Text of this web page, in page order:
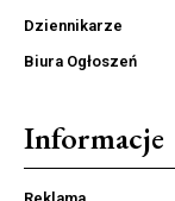
Dziennikarze
Biura Ogłoszeń
Informacje